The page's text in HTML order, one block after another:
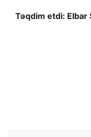
Təqdim etdi: Elbar